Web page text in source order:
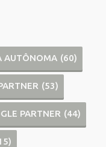
AUTÔNOMA (60)
(53)
PARTNER (44)